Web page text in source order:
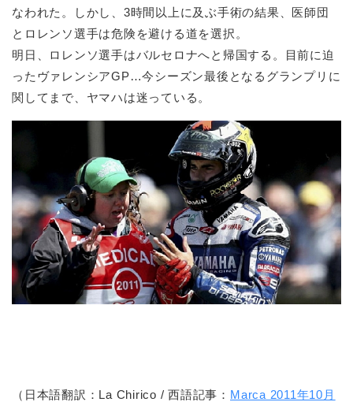
なわれた。しかし、3時間以上に及ぶ手術の結果、医師団
とロレンソ選手は危険を避ける道を選択。
明日、ロレンソ選手はバルセロナへと帰国する。目前に迫
ったヴァレンシアGP…今シーズン最後となるグランプリに
関してまで、ヤマハは迷っている。
（日本語翻訳：La Chirico / 西語記事： Marca 2011年10月